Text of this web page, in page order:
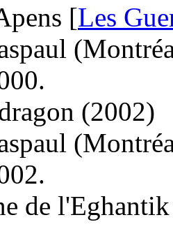
[Les
(2002)
de